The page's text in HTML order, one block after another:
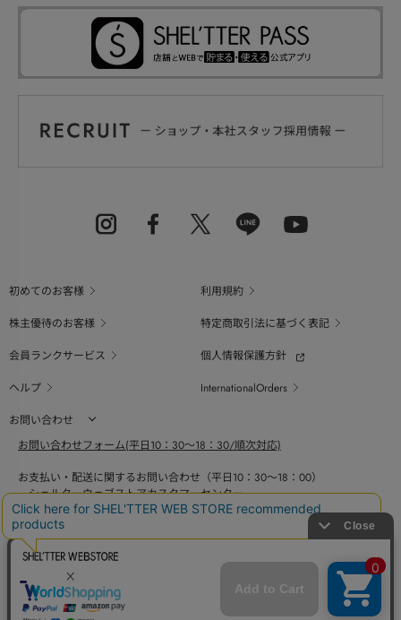
初めてのお客様
利用規約
株主優待のお客様
特定商取引法に基づく表記
会員ランクサービス
個人情報保護方針
ヘルプ
InternationalOrders
お問い合わせ
お問い合わせフォーム(平日10：30～18：30/順次対応)
お支払い・配送に関するお問い合わせ（平日10：30～18：00）
シェルターウェブストアカスタマーセンター
0800-123-6820
商品の素材、サイズ、仕様等に関するお問い合せ（平日10：30～18：00）
バロックジャパンリミテッドコールセンター
03-6730-9191
BAROQUE JAPAN LIMITED